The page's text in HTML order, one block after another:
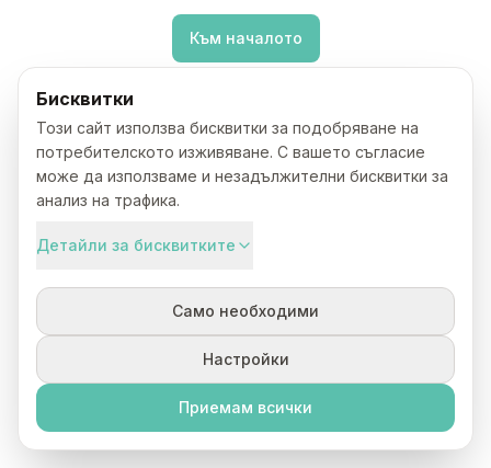
Към началото
Бисквитки
Този сайт използва бисквитки за подобряване на
потребителското изживяване. С вашето съгласие
може да използваме и незадължителни бисквитки за
анализ на трафика.
Детайли за бисквитките
Само необходими
Настройки
Приемам всички